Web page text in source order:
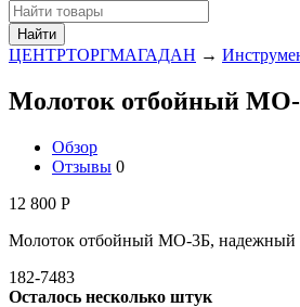
Найти
ЦЕНТРТОРГМАГАДАН →
Молоток отбойный
Обзор
Отзывы 0
12 800 Р
Молоток отбойный МО-3Б, надежный и
182-7483
Осталось несколько штук